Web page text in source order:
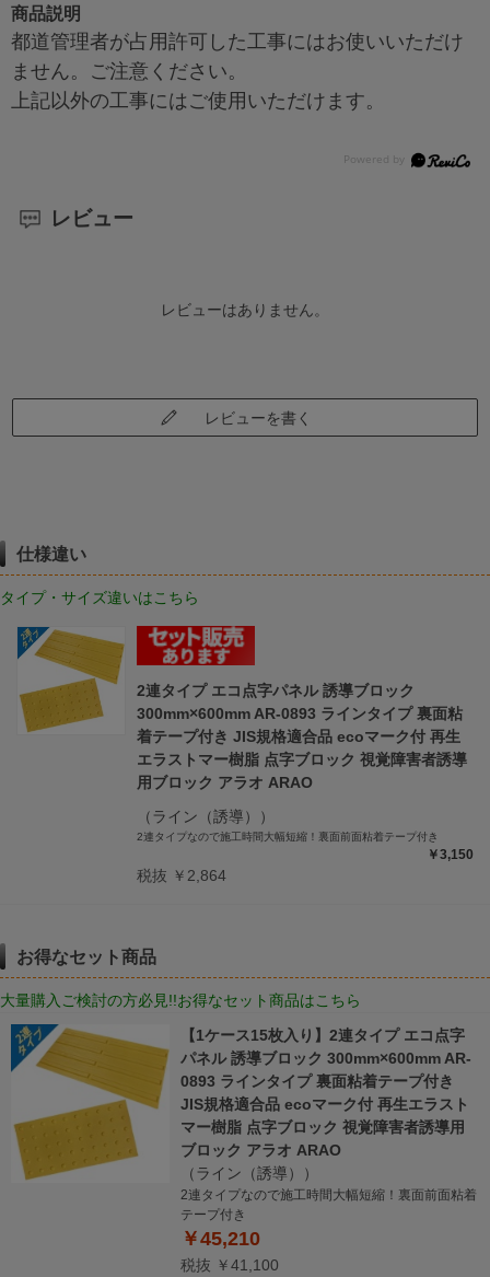
商品説明
都道管理者が占用許可した工事にはお使いいただけ
ません。ご注意ください。
上記以外の工事にはご使用いただけます。
レビュー
レビューはありません。
レビューを書く
仕様違い
タイプ・サイズ違いはこちら
2連タイプ エコ点字パネル 誘導ブロック
300mm×600mm AR-0893 ラインタイプ 裏面粘
着テープ付き JIS規格適合品 ecoマーク付 再生
エラストマー樹脂 点字ブロック 視覚障害者誘導
用ブロック アラオ ARAO
（ライン（誘導））
2連タイプなので施工時間大幅短縮！裏面前面粘着テープ付き
￥3,150
税抜 ￥2,864
お得なセット商品
大量購入ご検討の方必見!!お得なセット商品はこちら
【1ケース15枚入り】2連タイプ エコ点字
パネル 誘導ブロック 300mm×600mm AR-
0893 ラインタイプ 裏面粘着テープ付き
JIS規格適合品 ecoマーク付 再生エラスト
マー樹脂 点字ブロック 視覚障害者誘導用
ブロック アラオ ARAO
（ライン（誘導））
2連タイプなので施工時間大幅短縮！裏面前面粘着
テープ付き
￥45,210
税抜 ￥41,100